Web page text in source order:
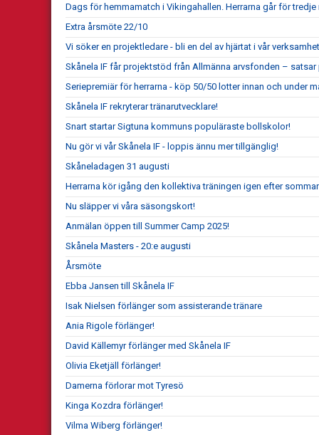
Dags för hemmamatch i Vikingahallen. Herrarna går för
Extra årsmöte 22/10
Vi söker en projektledare - bli en del av hjärtat i vår
Skånela IF får projektstöd från Allmänna arvsfonden –
Seriepremiär för herrarna - köp 50/50 lotter innan och under
Skånela IF rekryterar tränarutvecklare!
Snart startar Sigtuna kommuns populäraste bollskolor!
Nu gör vi vår Skånela IF - loppis ännu mer tillgänglig!
Skåneladagen 31 augusti
Herrarna kör igång den kollektiva träningen igen efter
Nu släpper vi våra säsongskort!
Anmälan öppen till Summer Camp 2025!
Skånela Masters - 20:e augusti
Årsmöte
Ebba Jansen till Skånela IF
Isak Nielsen förlänger som assisterande tränare
Ania Rigole förlänger!
David Källemyr förlänger med Skånela IF
Olivia Eketjäll förlänger!
Damerna förlorar mot Tyresö
Kinga Kozdra förlänger!
Vilma Wiberg förlänger!